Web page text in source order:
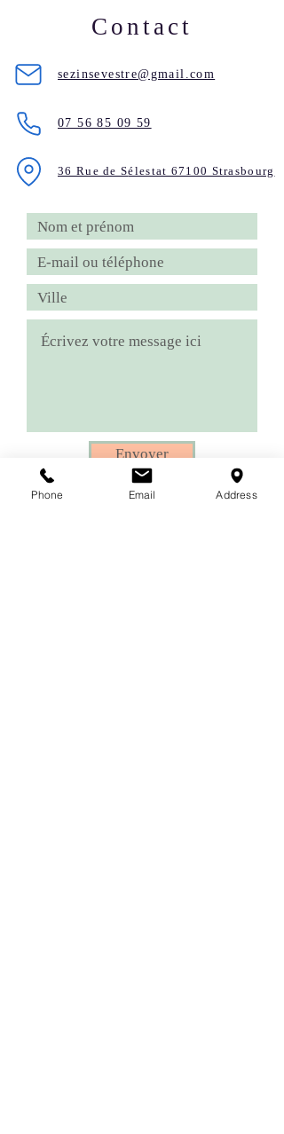
Contact
sezinsevestre@gmail.com
07 56 85 09 59
36 Rue de Sélestat 67100 Strasbourg
Envoyer
Phone Email Address